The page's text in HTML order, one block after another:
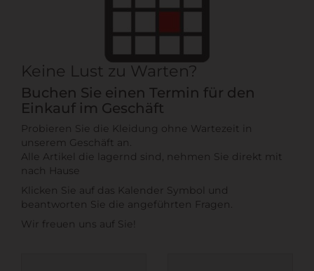
Keine Lust zu Warten?
Buchen Sie einen Termin für den
Einkauf im Geschäft
Probieren Sie die Kleidung ohne Wartezeit in
unserem Geschäft an.
Alle Artikel die lagernd sind, nehmen Sie direkt mit
nach Hause
Klicken Sie auf das Kalender Symbol und
beantworten Sie die angeführten Fragen.
Wir freuen uns auf Sie!